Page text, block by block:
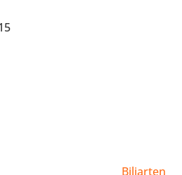
Biljarten